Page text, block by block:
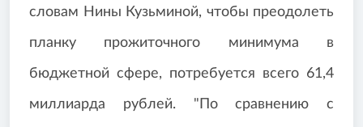
словам Нины Кузьминой, чтобы преодолеть
планку прожиточного минимума в
бюджетной сфере, потребуется всего 61,4
миллиарда рублей. "По сравнению с